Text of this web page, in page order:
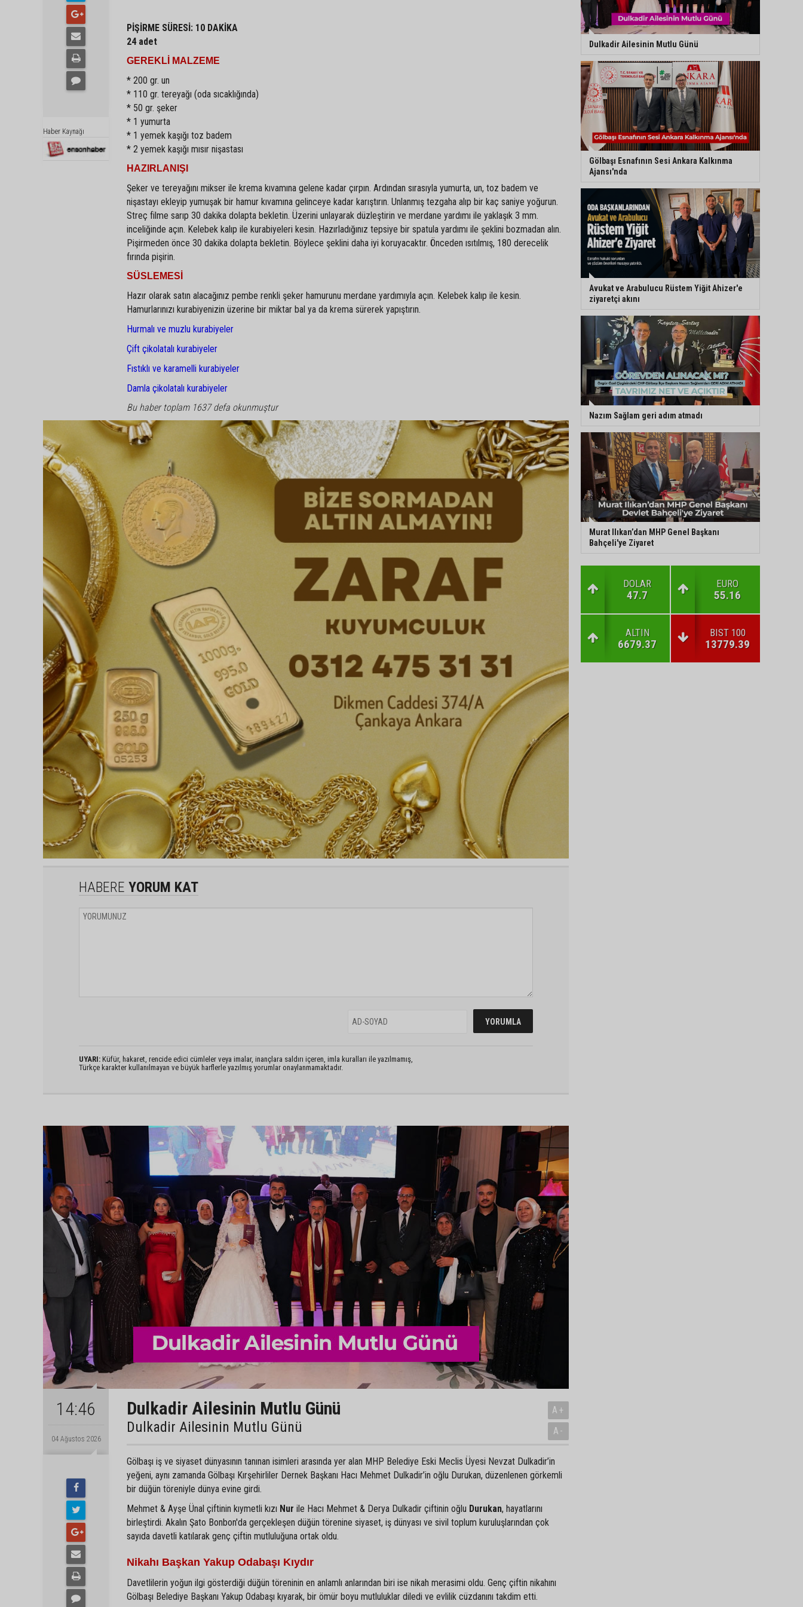
Haber Kaynağı
PİŞİRME SÜRESİ: 10 DAKİKA
24 adet
GEREKLİ MALZEME
* 200 gr. un
* 110 gr. tereyağı (oda sıcaklığında)
* 50 gr. şeker
* 1 yumurta
* 1 yemek kaşığı toz badem
* 2 yemek kaşığı mısır nişastası
HAZIRLANIŞI
Şeker ve tereyağını mikser ile krema kıvamına gelene kadar çırpın. Ardından sırasıyla yumurta, un, toz badem ve
nişastayı ekleyip yumuşak bir hamur kıvamına gelinceye kadar karıştırın. Unlanmış tezgaha alıp bir kaç saniye yoğurun.
Streç filme sarıp 30 dakika dolapta bekletin. Üzerini unlayarak düzleştirin ve merdane yardımı ile yaklaşık 3 mm.
inceliğinde açın. Kelebek kalıp ile kurabiyeleri kesin. Hazırladığınız tepsiye bir spatula yardımı ile şeklini bozmadan alın.
Pişirmeden önce 30 dakika dolapta bekletin. Böylece şeklini daha iyi koruyacaktır. Önceden ısıtılmış, 180 derecelik
fırında pişirin.
SÜSLEMESİ
Hazır olarak satın alacağınız pembe renkli şeker hamurunu merdane yardımıyla açın. Kelebek kalıp ile kesin.
Hamurlarınızı kurabiyenizin üzerine bir miktar bal ya da krema sürerek yapıştırın.
Hurmalı ve muzlu kurabiyeler
Çift çikolatalı kurabiyeler
Fıstıklı ve karamelli kurabiyeler
Damla çikolatalı kurabiyeler
Bu haber toplam 1637 defa okunmuştur
HABERE YORUM KAT
UYARI: Küfür, hakaret, rencide edici cümleler veya imalar, inançlara saldırı içeren, imla kuralları ile yazılmamış,
Türkçe karakter kullanılmayan ve büyük harflerle yazılmış yorumlar onaylanmamaktadır.
14:46
04 Ağustos 2026
Dulkadir Ailesinin Mutlu Günü
Dulkadir Ailesinin Mutlu Günü
A+
A-
Gölbaşı iş ve siyaset dünyasının tanınan isimleri arasında yer alan MHP Belediye Eski Meclis Üyesi Nevzat Dulkadir’in
yeğeni, aynı zamanda Gölbaşı Kırşehirliler Dernek Başkanı Hacı Mehmet Dulkadir’in oğlu Durukan, düzenlenen görkemli
bir düğün töreniyle dünya evine girdi.
Mehmet & Ayşe Ünal çiftinin kıymetli kızı Nur ile Hacı Mehmet & Derya Dulkadir çiftinin oğlu Durukan, hayatlarını
birleştirdi. Akalın Şato Bonbon'da gerçekleşen düğün törenine siyaset, iş dünyası ve sivil toplum kuruluşlarından çok
sayıda davetli katılarak genç çiftin mutluluğuna ortak oldu.
Nikahı Başkan Yakup Odabaşı Kıydır
Davetlilerin yoğun ilgi gösterdiği düğün töreninin en anlamlı anlarından biri ise nikah merasimi oldu. Genç çiftin nikahını
Gölbaşı Belediye Başkanı Yakup Odabaşı kıyarak, bir ömür boyu mutluluklar diledi ve evlilik cüzdanını takdim etti.
Dulkadir Ailesinin Mutlu Günü
Gölbaşı Esnafının Sesi Ankara Kalkınma
Ajansı'nda
Avukat ve Arabulucu Rüstem Yiğit Ahizer'e
ziyaretçi akını
Nazım Sağlam geri adım atmadı
Murat Ilıkan’dan MHP Genel Başkanı
Bahçeli'ye Ziyaret
DOLAR
47.7
EURO
55.16
ALTIN
6679.37
BIST 100
13779.39